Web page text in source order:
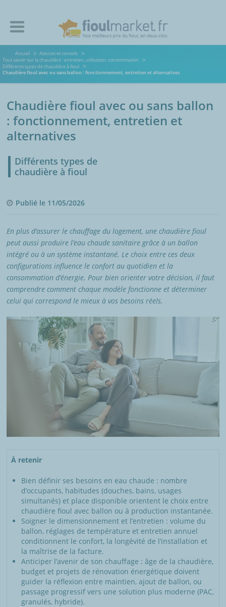
Accueil
Astuces et conseils
Tout savoir sur la chaudière : entretien, utilisation, consommation
Différents types de chaudière à fioul
Chaudière fioul avec ou sans ballon : fonctionnement, entretien et alternatives
Chaudière fioul avec ou sans ballon
: fonctionnement, entretien et
alternatives
Différents types de
chaudière à fioul
Publié le 11/05/2026
En plus d’assurer le chauffage du logement, une chaudière fioul
peut aussi produire l’eau chaude sanitaire grâce à un ballon
intégré ou à un système instantané. Le choix entre ces deux
configurations influence le confort au quotidien et la
consommation d’énergie. Pour bien orienter votre décision, il faut
comprendre comment chaque modèle fonctionne et déterminer
celui qui correspond le mieux à vos besoins réels.
À retenir
Bien définir ses besoins en eau chaude : nombre
d’occupants, habitudes (douches, bains, usages
simultanés) et place disponible orientent le choix entre
chaudière fioul avec ballon ou à production instantanée.
Soigner le dimensionnement et l’entretien : volume du
ballon, réglages de température et entretien annuel
conditionnent le confort, la longévité de l’installation et
la maîtrise de la facture.
Anticiper l’avenir de son chauffage : âge de la chaudière,
budget et projets de rénovation énergétique doivent
guider la réflexion entre maintien, ajout de ballon, ou
passage progressif vers une solution plus moderne (PAC,
granulés, hybride).